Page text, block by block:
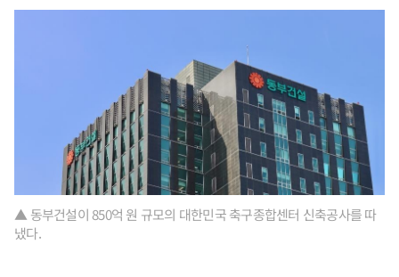
▲ 동부건설이 850억 원 규모의 대한민국 축구종합센터 신축공사를 따
냈다.